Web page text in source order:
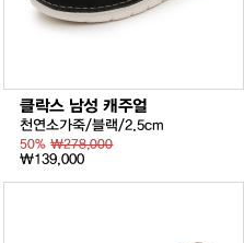
클락스 남성 캐주얼
천연소가죽/블랙/2.5cm
50%₩278,000
₩139,000